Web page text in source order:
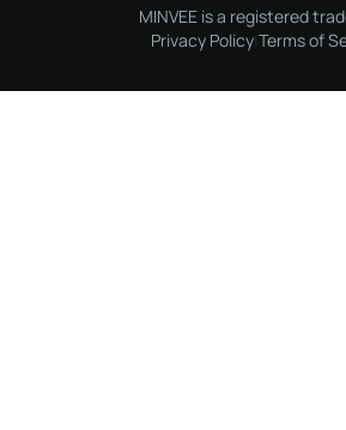
MINVEE is a registered
Privacy Policy Terms of